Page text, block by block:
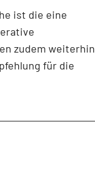
ist die eine
zudem weiterhin
für die